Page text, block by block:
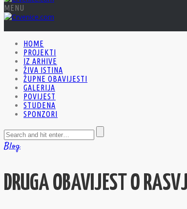
MENU
HOME
PROJEKTI
IZ ARHIVE
ŽIVA ISTINA
ŽUPNE OBAVIJESTI
GALERIJA
POVIJEST
STUDENA
SPONZORI
Blog
DRUGA OBAVIJEST O